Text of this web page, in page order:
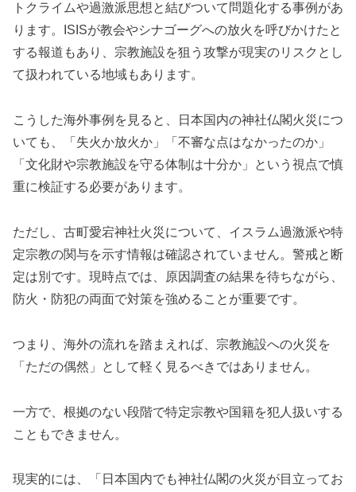
トクライムや過激派思想と結びついて問題化する事例があ
ります。ISISが教会やシナゴーグへの放火を呼びかけたと
する報道もあり、宗教施設を狙う攻撃が現実のリスクとし
て扱われている地域もあります。
こうした海外事例を見ると、日本国内の神社仏閣火災につ
いても、「失火か放火か」「不審な点はなかったのか」
「文化財や宗教施設を守る体制は十分か」という視点で慎
重に検証する必要があります。
ただし、古町愛宕神社火災について、イスラム過激派や特
定宗教の関与を示す情報は確認されていません。警戒と断
定は別です。現時点では、原因調査の結果を待ちながら、
防火・防犯の両面で対策を強めることが重要です。
つまり、海外の流れを踏まえれば、宗教施設への火災を
「ただの偶然」として軽く見るべきではありません。
一方で、根拠のない段階で特定宗教や国籍を犯人扱いする
こともできません。
現実的には、「日本国内でも神社仏閣の火災が目立ってお